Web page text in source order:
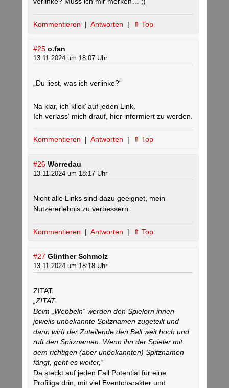
Kommentieren | Antworten | ⇑ Top
#25 o.fan
13.11.2024 um 18:07 Uhr
„Du liest, was ich verlinke?“
Na klar, ich klick’ auf jeden Link.
Ich verlass‘ mich drauf, hier informiert zu werden.
Kommentieren | Antworten | ⇑ Top
#26 Worredau
13.11.2024 um 18:17 Uhr
Nicht alle Links sind dazu geeignet, mein
Nutzererlebnis zu verbessern.
Kommentieren | Antworten | ⇑ Top
#27 Günther Schmolz
13.11.2024 um 18:18 Uhr
ZITAT:
„ZITAT:
Beim „Webbeln“ werden den Spielern ihnen
jeweils unbekannte Spitznamen zugeteilt und
dann wirft der Zuteilende den Ball weit hoch und
ruft den Spitznamen. Wenn ihn der Spieler mit
dem richtigen (aber unbekannten) Spitznamen
fängt, geht es weiter,“
Da steckt auf jeden Fall Potential für eine
Profiliga drin, mit viel Eventcharakter und